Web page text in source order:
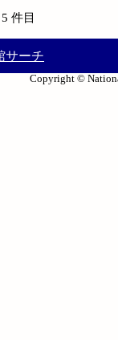
5 件目
サーチ
Copyright ©